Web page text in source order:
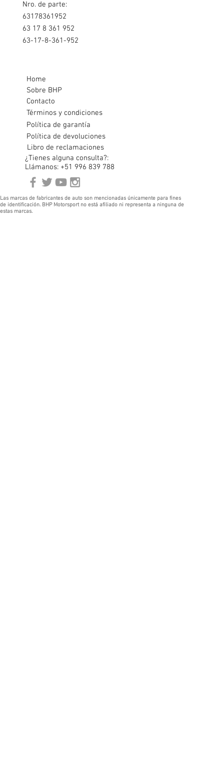
Nro. de parte:
63178361952
63 17 8 361 952
63-17-8-361-952
Home
Sobre BHP
Contacto
Términos y condiciones
Política de garantía
Política de devoluciones
Libro de reclamaciones
¿Tienes alguna consulta?:
Llámanos: +51 996 839 788
Las marcas de fabricantes de auto son mencionadas únicamente para fines
de identificación. BHP Motorsport no está afiliado ni representa a ninguna de
estas marcas.